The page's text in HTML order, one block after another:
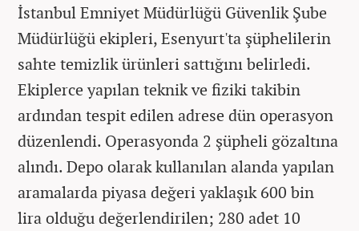
İstanbul Emniyet Müdürlüğü Güvenlik Şube
Müdürlüğü ekipleri, Esenyurt'ta şüphelilerin
sahte temizlik ürünleri sattığını belirledi.
Ekiplerce yapılan teknik ve fiziki takibin
ardından tespit edilen adrese dün operasyon
düzenlendi. Operasyonda 2 şüpheli gözaltına
alındı. Depo olarak kullanılan alanda yapılan
aramalarda piyasa değeri yaklaşık 600 bin
lira olduğu değerlendirilen; 280 adet 10